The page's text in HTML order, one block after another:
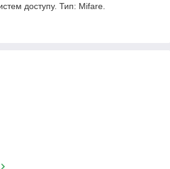
доступу. Тип: Mifare.